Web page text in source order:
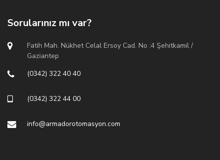
Sorularınız mı var?
Fatih Mah. Nükhet Celal Ersoy Cad. No :4 Şehitkamil /
Gaziantep
(0342) 322 40 40
(0342) 322 44 00
info@armadorotomasyon.com